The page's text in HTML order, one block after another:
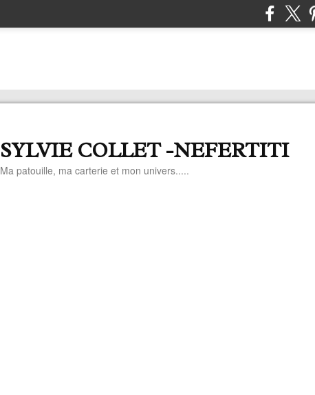
SYLVIE COLLET -NEFERTITI
Ma patouille, ma carterie et mon univers.....